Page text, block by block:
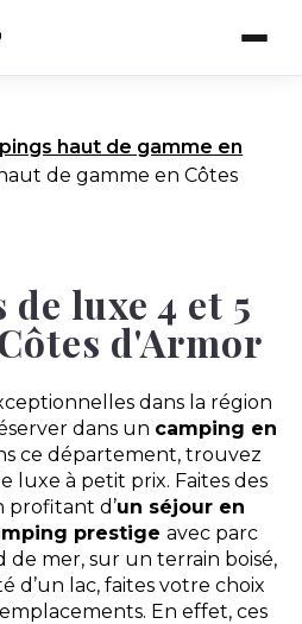
haut de gamme en
de gamme en Côtes
luxe 4 et 5
d'Armor
dans la région
dans un camping en
ce département, trouvez
luxe à petit prix. Faites des
profitant d’un séjour en
prestigeavec parc
mer, sur un terrain boisé,
d’un lac, faites votre choix
En effet, ces